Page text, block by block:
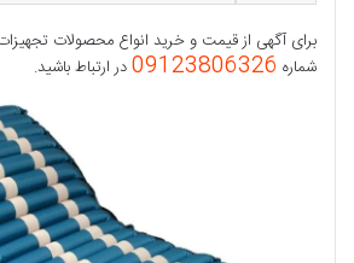
برای آگهی از قیمت و خرید انواع محصولات
شماره 09123806326در ارتباط باشید.